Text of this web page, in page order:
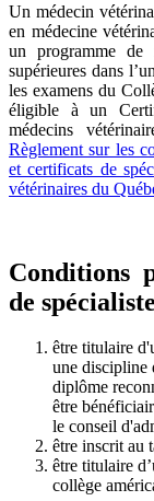
Un médecin
en médecine
un programme de
supérieures dans
les examens du
éligible à un
médecins
Règlement sur les
et certificats de
vétérinaires du
Conditions
de
être titulaire
une discipline
diplôme
être
le conseil
être inscrit au
être titulaire
collège